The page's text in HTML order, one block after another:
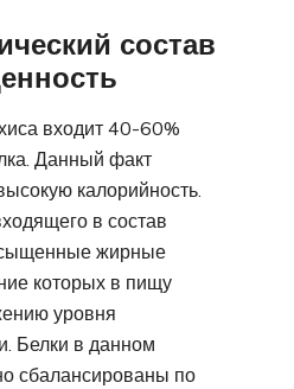
состав
входит 40-60%
Данный факт
калорийность.
в состав
жирные
которых в пищу
уровня
Белки в данном
сбалансированы по